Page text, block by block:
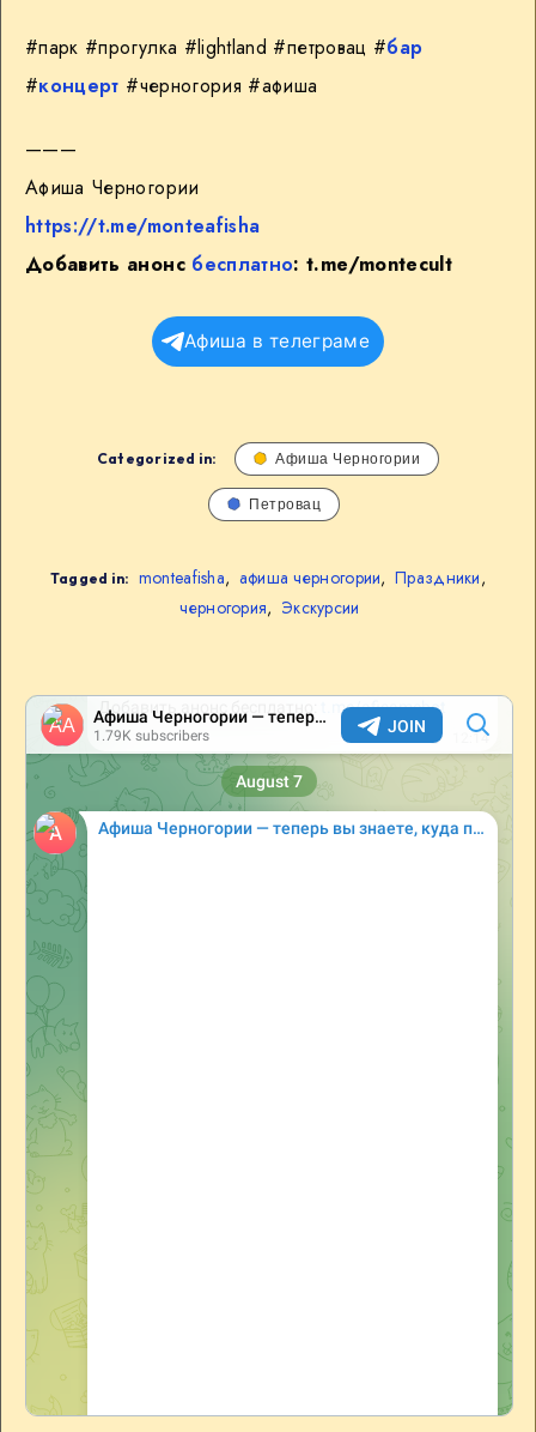
#парк #прогулка #lightland #петровац #бар
#концерт #черногория #афиша
———
Афиша Черногории
https://t.me/monteafisha
Добавить анонс бесплатно:t.me/montecult
Афиша в телеграме
Categorized in: Афиша Черногории
Петровац
Tagged in: monteafisha, афиша черногории, Праздники,
черногория, Экскурсии